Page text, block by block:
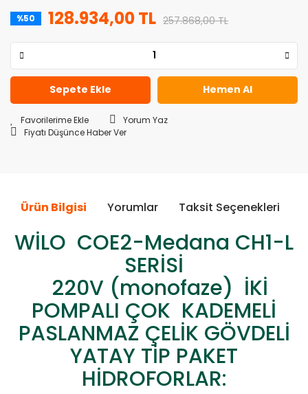
%50 128.934,00 TL 257.868,00 TL
Sepete Ekle Hemen Al
Yorum Yaz
Fiyatı Düşünce Haber Ver
Ürün Bilgisi Yorumlar Taksit Seçenekleri
WİLO COE2-Medana CH1-L
SERİSİ
220V (monofaze) İKİ
POMPALI ÇOK KADEMELİ
PASLANMAZ ÇELİK GÖVDELİ
YATAY TİP PAKET
HİDROFORLAR: